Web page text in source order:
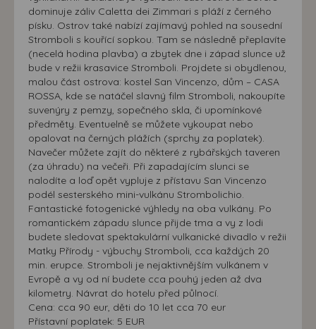
dominuje záliv Caletta dei Zimmari s pláží z černého
písku. Ostrov také nabízí zajímavý pohled na sousední
Stromboli s kouřící sopkou. Tam se následně přeplavíte
(necelá hodina plavba) a zbytek dne i západ slunce už
bude v režii krasavice Stromboli. Projdete si obydlenou,
malou část ostrova: kostel San Vincenzo, dům – CASA
ROSSA, kde se natáčel slavný film Stromboli, nakoupíte
suvenýry z pemzy, sopečného skla, či upomínkové
předměty. Eventuelně se můžete vykoupat nebo
opalovat na černých plážích (sprchy za poplatek).
Navečer můžete zajít do některé z rybářských taveren
(za úhradu) na večeři. Při zapadajícím slunci se
nalodíte a loď opět vypluje z přístavu San Vincenzo
podél sesterského mini-vulkánu Strombolichio.
Fantastické fotogenické výhledy na oba vulkány. Po
romantickém západu slunce přijde tma a vy z lodi
budete sledovat spektakulární vulkanické divadlo v režii
Matky Přírody - výbuchy Stromboli, cca každých 20
min. erupce. Stromboli je nejaktivnějším vulkánem v
Evropě a vy od ní budete cca pouhý jeden až dva
kilometry. Návrat do hotelu před půlnocí.
Cena: cca 90 eur, děti do 10 let cca 70 eur
Přístavní poplatek: 5 EUR